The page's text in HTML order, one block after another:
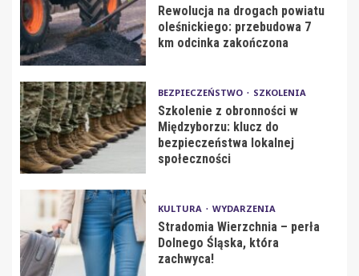
Rewolucja na drogach powiatu
oleśnickiego: przebudowa 7
km odcinka zakończona
BEZPIECZEŃSTWO SZKOLENIA
Szkolenie z obronności w
Międzyborzu: klucz do
bezpieczeństwa lokalnej
społeczności
KULTURA WYDARZENIA
Stradomia Wierzchnia – perła
Dolnego Śląska, która
zachwyca!